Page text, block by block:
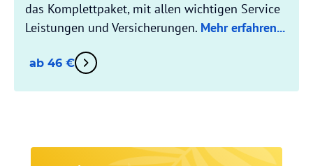
das Komplettpaket, mit allen wichtigen Service
Leistungen und Versicherungen. Mehr erfahren...
ab 46 €